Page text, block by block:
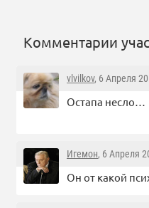
Комментарии
vlvilkov, 6 Апреля
Остапа несло…
Игемон, 6 Апреля
Он от какой